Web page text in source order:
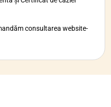
consultarea website-